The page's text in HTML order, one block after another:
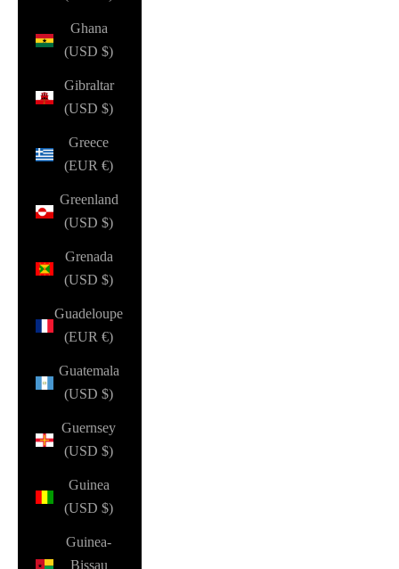
Ghana
(USD $)
Gibraltar
(USD $)
Greece
(EUR €)
Greenland
(USD $)
Grenada
(USD $)
Guadeloupe
(EUR €)
Guatemala
(USD $)
Guernsey
(USD $)
Guinea
(USD $)
Guinea-
Bissau